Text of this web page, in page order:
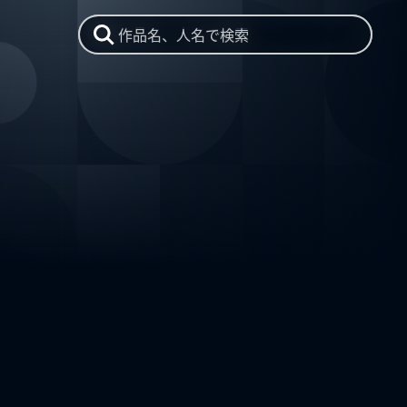
作品名、人名で検索